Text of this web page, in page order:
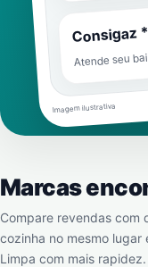
Consigaz
Atende seu
Imagem ilustrativa
Marcas
Compare revendas com
cozinha no mesmo lugar
Limpa com mais rapidez.